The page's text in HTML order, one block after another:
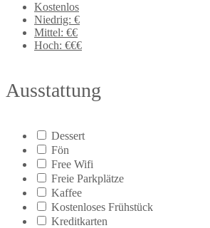
Kostenlos
Niedrig: €
Mittel: €€
Hoch: €€€
Ausstattung
Dessert
Fön
Free Wifi
Freie Parkplätze
Kaffee
Kostenloses Frühstück
Kreditkarten